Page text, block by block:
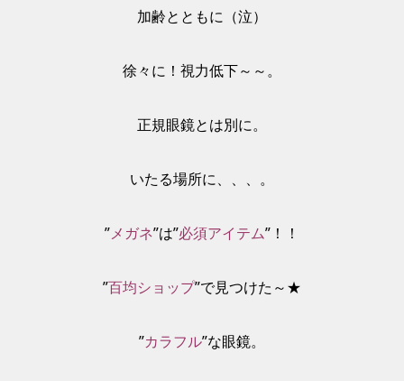
加齢とともに（泣）
徐々に！視力低下～～。
正規眼鏡とは別に。
いたる場所に、、、。
”メガネ”は”必須アイテム”！！
”百均ショップ”で見つけた～★
”カラフル”な眼鏡。